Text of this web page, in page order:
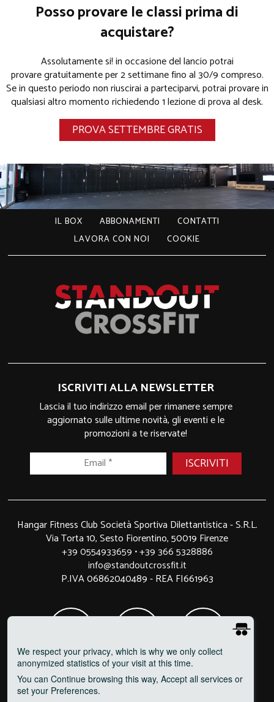
Posso provare le classi prima di
acquistare?
Assolutamente si! in occasione del lancio potrai
provare gratuitamente per 2 settimane fino al 30/9 compreso.
Se in questo periodo non riuscirai a parteciparvi, potrai provare in
qualsiasi altro momento richiedendo 1 lezione di prova al desk.
PROVA SETTEMBRE GRATIS
IL BOX ABBONAMENTI
CONTATTI
LAVORA CON NOI
COOKIE
ISCRIVITI ALLA NEWSLETTER
Lascia il tuo indirizzo email per rimanere sempre
aggiornato sulle ultime novità, gli eventi e le
promozioni a te riservate!
Hangar Fitness Club Società Sportiva Dilettantistica - S.R.L.
Via Torta 10, Sesto Fiorentino, 50019 Firenze
+39 0554933659 •+39 366 5328886
info@standoutcrossfit.it
P.IVA 06862040489 - REA FI661963
We respect your privacy, which is why we only collect
anonymized statistics of your visit at this time.
You can Continue browsing this way, Accept all services or
set your Preferences.